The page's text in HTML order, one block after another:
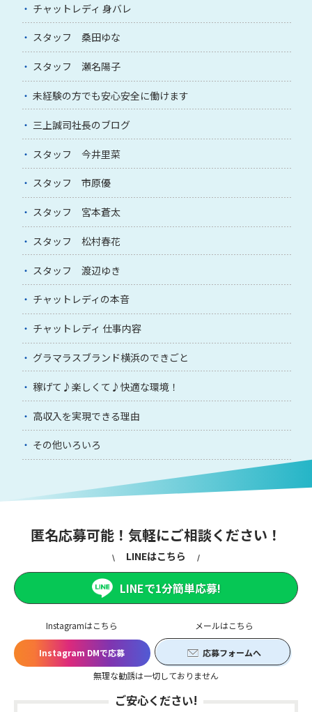
チャットレディ 身バレ
スタッフ 桑田ゆな
スタッフ 瀬名陽子
未経験の方でも安心安全に働けます
三上誠司社長のブログ
スタッフ 今井里菜
スタッフ 市原優
スタッフ 宮本蒼太
スタッフ 松村春花
スタッフ 渡辺ゆき
チャットレディの本音
チャットレディ 仕事内容
グラマラスブランド横浜のできごと
稼げて♪楽しくて♪快適な環境！
高収入を実現できる理由
その他いろいろ
匿名応募可能！気軽にご相談ください！
Instagramはこちら
Instagram DMで応募
メールはこちら
応募フォームへ
無理な勧誘は一切しておりません
LINEはこちら
LINEで1分簡単応募!
ご安心ください!